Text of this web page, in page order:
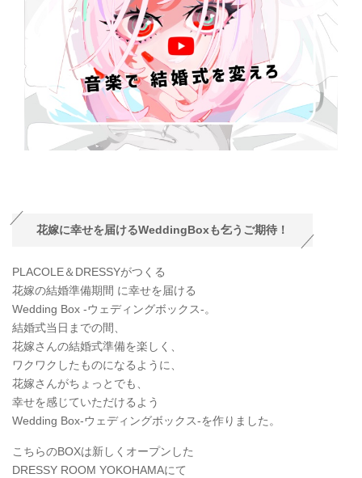
花嫁に幸せを届けるWeddingBoxも乞うご期待！
PLACOLE＆DRESSYがつくる
花嫁の結婚準備期間 に幸せを届ける
Wedding Box -ウェディングボックス-。
結婚式当日までの間、
花嫁さんの結婚式準備を楽しく、
ワクワクしたものになるように、
花嫁さんがちょっとでも、
幸せを感じていただけるよう
Wedding Box-ウェディングボックス-を作りました。
こちらのBOXは新しくオープンした
DRESSY ROOM YOKOHAMAにて